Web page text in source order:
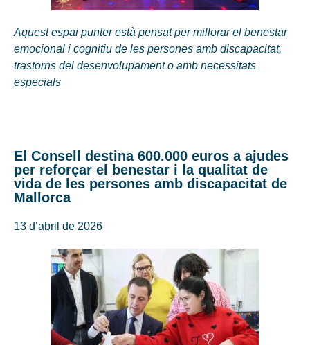
Aquest espai punter està pensat per millorar el benestar
emocional i cognitiu de les persones amb discapacitat,
trastorns del desenvolupament o amb necessitats
especials
El Consell destina 600.000 euros a ajudes
per reforçar el benestar i la qualitat de
vida de les persones amb discapacitat de
Mallorca
13 d’abril de 2026